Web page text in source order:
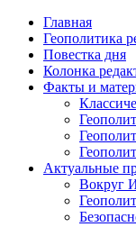
Главная
Геополитика
Повестка дня
Колонка
Факты и
Актуальные
Вокруг